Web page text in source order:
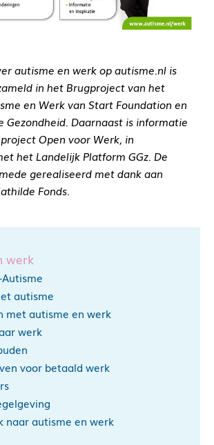
autisme en werk op autisme.nl is
in het Brugproject van het
en Werk van Start Foundation en
Gezondheid. Daarnaast is informatie
Open voor Werk, in
het Landelijk Platform GGz. De
gerealiseerd met dank aan
Fonds.
werk
autisme
met autisme en werk
werk
voor betaald werk
naar autisme en werk